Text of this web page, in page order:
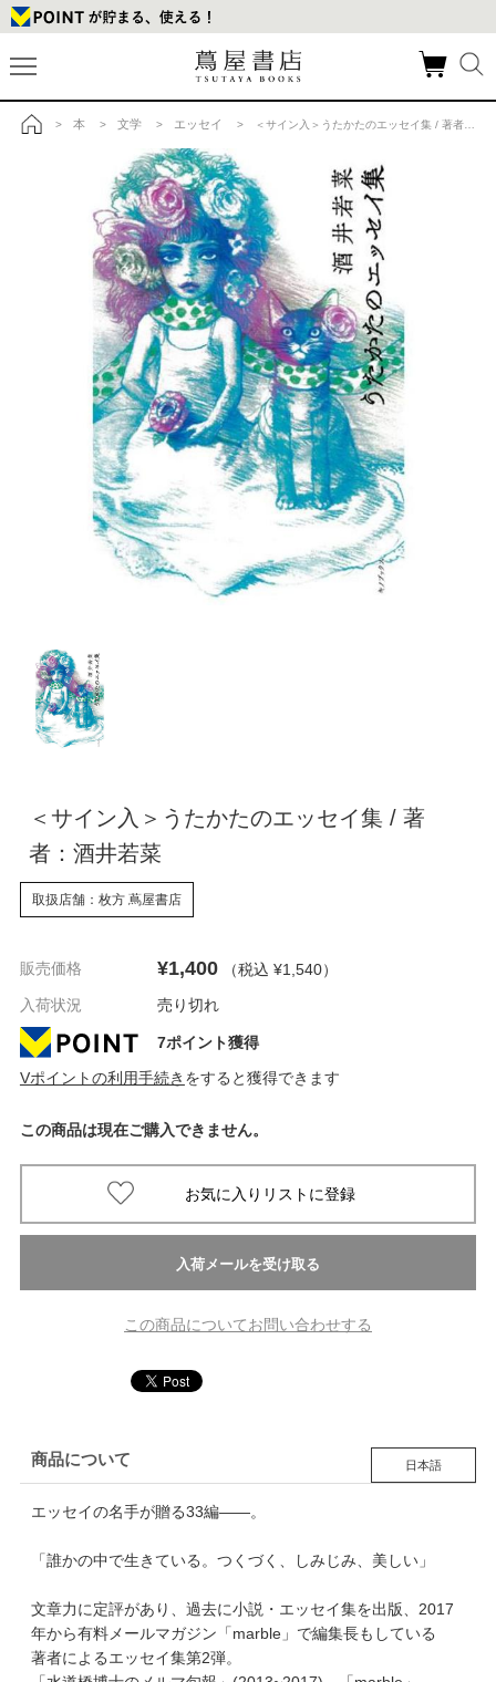
> 本 > 文学 > エッセイ > ＜サイン入＞うたかたのエッセイ集 / 著者：酒井若菜の商品詳細
＜サイン入＞うたかたのエッセイ集 / 著
者：酒井若菜
取扱店舗：枚方 蔦屋書店
販売価格 ¥1,400 （税込 ¥1,540）
入荷状況
売り切れ
7ポイント獲得
Vポイントの利用手続き をすると獲得できます
この商品は現在ご購入できません。
この商品についてお問い合わせする
商品について 日本語
エッセイの名手が贈る33編――。
「誰かの中で生きている。つくづく、しみじみ、美しい」
文章力に定評があり、過去に小説・エッセイ集を出版、2017
年から有料メールマガジン「marble」で編集長もしている
著者によるエッセイ集第2弾。